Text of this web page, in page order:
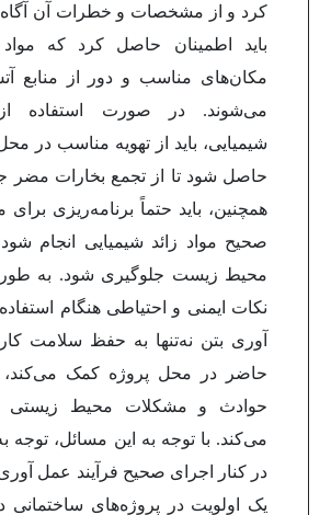
کرد و از مشخصات و خطرات آن
باید اطمینان حاصل کرد که مواد
مکان‌های مناسب و دور از منابع
می‌شوند.
در صورت استفاده
شیمیایی، باید از تهویه مناسب در
حاصل شود تا از تجمع بخارات مضر
همچنین، باید حتماً برنامه‌ریزی
صحیح مواد زائد شیمیایی انجام شود
محیط زیست جلوگیری شود. به
نکات ایمنی و احتیاطی هنگام
آوری بتن نه‌تنها به حفظ سلامت
حاضر در محل پروژه کمک می‌کند،
حوادث و مشکلات محیط زیستی
می‌کند. با توجه به این مسائل، توجه
در کنار اجرای صحیح فرآیند عمل آوری
یک اولویت در پروژه‌های ساختمانی